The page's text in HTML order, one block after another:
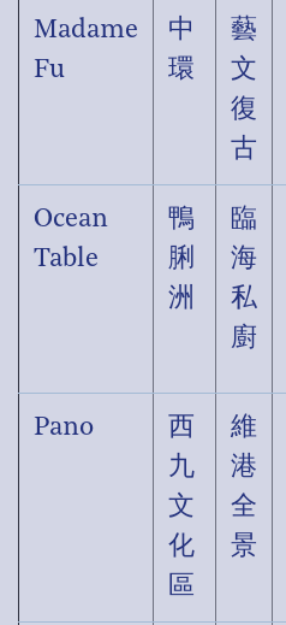
Madame
Fu
中
環
藝
文
復
古
Ocean
Table
鴨
脷
洲
臨
海
私
廚
Pano
西
九
文
化
區
維
港
全
景